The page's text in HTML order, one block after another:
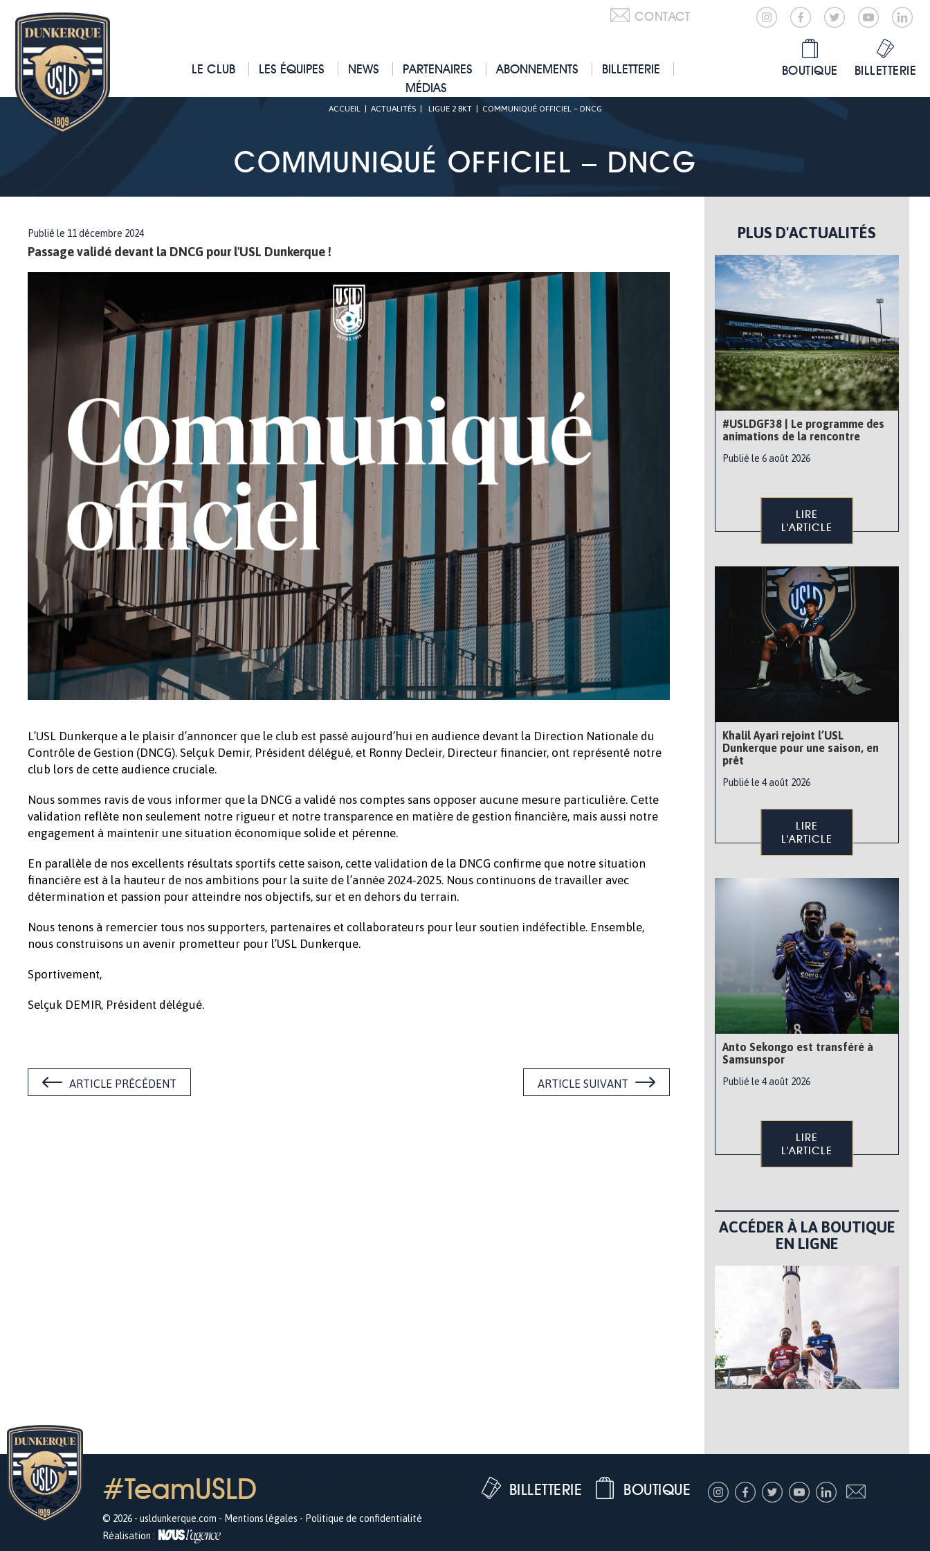
CONTACT
LE CLUB LES ÉQUIPES NEWS PARTENAIRES ABONNEMENTS
BILLETTERIE
MÉDIAS
BOUTIQUE BILLETTERIE
ACCUEIL| ACTUALITÉS| LIGUE 2 BKT| COMMUNIQUÉ OFFICIEL – DNCG
COMMUNIQUÉ OFFICIEL – DNCG
Publié le 11 décembre 2024
Passage validé devant la DNCG pour l'USL Dunkerque !
L’USL Dunkerque a le plaisir d’annoncer que le club est passé aujourd’hui en audience devant la Direction Nationale du
Contrôle de Gestion (DNCG). Selçuk Demir, Président délégué, et Ronny Decleir, Directeur financier, ont représenté notre
club lors de cette audience cruciale.
Nous sommes ravis de vous informer que la DNCG a validé nos comptes sans opposer aucune mesure particulière. Cette
validation reflète non seulement notre rigueur et notre transparence en matière de gestion financière, mais aussi notre
engagement à maintenir une situation économique solide et pérenne.
En parallèle de nos excellents résultats sportifs cette saison, cette validation de la DNCG confirme que notre situation
financière est à la hauteur de nos ambitions pour la suite de l’année 2024-2025. Nous continuons de travailler avec
détermination et passion pour atteindre nos objectifs, sur et en dehors du terrain.
Nous tenons à remercier tous nos supporters, partenaires et collaborateurs pour leur soutien indéfectible. Ensemble,
nous construisons un avenir prometteur pour l’USL Dunkerque.
Sportivement,
Selçuk DEMIR, Président délégué.
ARTICLE PRÉCÉDENT ARTICLE SUIVANT
PLUS D'ACTUALITÉS
#USLDGF38 | Le programme des
animations de la rencontre
Publié le 6 août 2026
LIRE
L'ARTICLE
Khalil Ayari rejoint l’USL
Dunkerque pour une saison, en
prêt
Publié le 4 août 2026
LIRE
L'ARTICLE
Anto Sekongo est transféré à
Samsunspor
Publié le 4 août 2026
LIRE
L'ARTICLE
ACCÉDER À LA BOUTIQUE
EN LIGNE
#TeamUSLD
© 2026 - usldunkerque.com - Mentions légales - Politique de confidentialité
Réalisation :
BOUTIQUE
BILLETTERIE